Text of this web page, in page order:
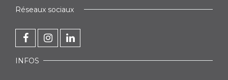
Réseaux sociaux
INFOS